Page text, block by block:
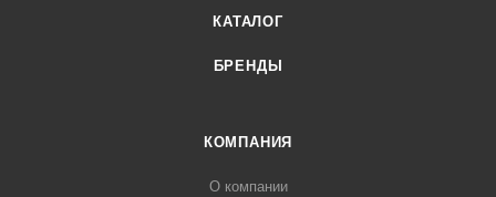
КАТАЛОГ
БРЕНДЫ
КОМПАНИЯ
О компании